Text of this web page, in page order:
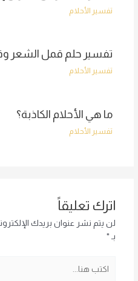
تفسير الأحلام
تفسير حلم قمل الشعر
تفسير الأحلام
ما هي الأحلام الكاذبة؟
تفسير الأحلام
اترك تعليقاً
لن يتم نشر عنوان بريدك
بـ *